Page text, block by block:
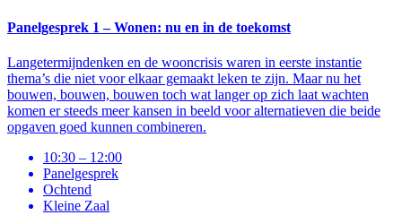
Panelgesprek 1 – Wonen: nu en in de toekomst
Langetermijndenken en de wooncrisis waren in eerste instantie
thema’s die niet voor elkaar gemaakt leken te zijn. Maar nu het
bouwen, bouwen, bouwen toch wat langer op zich laat wachten
komen er steeds meer kansen in beeld voor alternatieven die beide
opgaven goed kunnen combineren.
10:30 – 12:00
Panelgesprek
Ochtend
Kleine Zaal